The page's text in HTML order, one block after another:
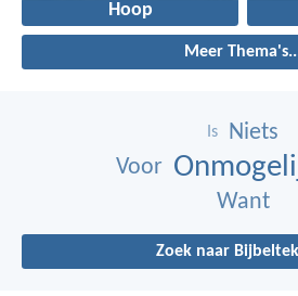
Hoop
Meer
Is
Niets
Voor
Want
Zoek naar